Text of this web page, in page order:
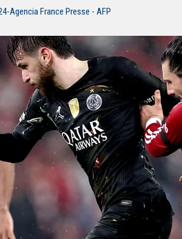
Agencia France Presse - AFP